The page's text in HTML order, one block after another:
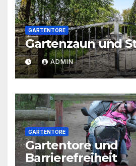
GARTENTORE
Gartenzaun und
ADMIN
GARTENTORE
Gartentore und
Barrierefreiheit